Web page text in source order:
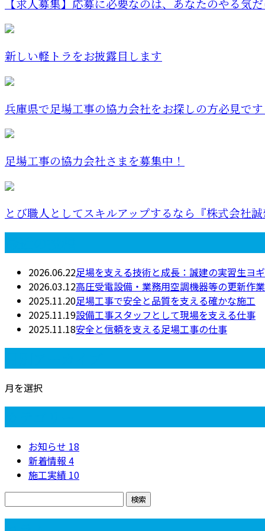
【求人募集】応募に必要なのは、あなたのやる気だ
新しい軽トラをお披露目します
兵庫県で足場工事の協力会社をお探しの方必見です
足場工事の協力会社さまを募集中！
とび職人としてスキルアップするなら『株式会社誠
2026.06.22足場を支える技術と成長：誠建の実習生ヨ
2026.03.12高圧受電設備・業務用空調機器等の更新作業
2025.11.20足場工事で安全と品質を支える確かな施工
2025.11.19設備工事スタッフとして現場を支える仕事
2025.11.18安全と信頼を支える足場工事の仕事
月を選択
お知らせ 18
新着情報 4
施工実績 10